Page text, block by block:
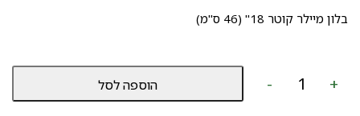
בלון מיילר קוטר 18" (46 ס"מ)
-
כמות
בלון
+ הוספה לסל